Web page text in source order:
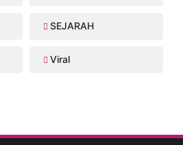
SEJARAH
Viral